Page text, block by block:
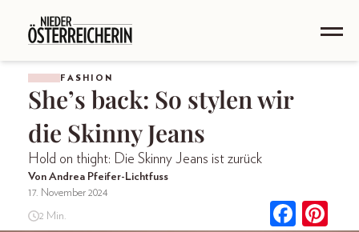
FASHION
She’s back: So stylen wir
die Skinny Jeans
Hold on thight: Die Skinny Jeans ist zurück
Von Andrea Pfeifer-Lichtfuss
17. November 2024
2 Min.